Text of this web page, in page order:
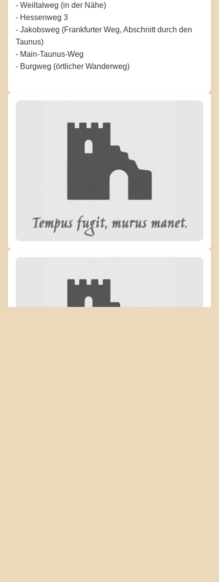
- Weiltalweg (in der Nähe)
- Hessenweg 3
- Jakobsweg (Frankfurter Weg, Abschnitt durch den
Taunus)
- Main-Taunus-Weg
- Burgweg (örtlicher Wanderweg)